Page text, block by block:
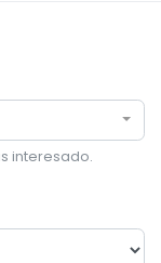
interesado.